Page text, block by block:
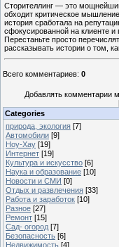
Сторителлинг — это
обходит критическое
история сработала на
сфокусированной на клиенте и
Перестаньте просто
рассказывать истории о том,
Всего комментариев: 0
Добавлять комментарии
Categories
природа, экология [7]
Автомобили [9]
Ноу-Хау [19]
Интернет [19]
Культура и искусство [6]
Наука и образование [10]
Новости и СМИ [0]
Отдых и развлечения [33]
Работа и заработок [10]
Разное [27]
Ремонт [15]
Сад- огород [7]
Безопасность [6]
Недвижимость [4]